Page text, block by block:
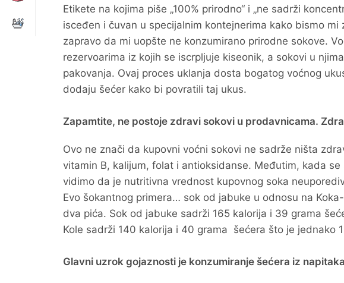
Etikete na kojima piše „100% prirodno“ i „ne sadrži
isceđen i čuvan u specijalnim kontejnerima kako bismo
zapravo da mi uopšte ne konzumirano prirodne sokove.
rezervoarima iz kojih se iscrpljuje kiseonik, a sokovi u
pakovanja. Ovaj proces uklanja dosta bogatog voćnog
dodaju šećer kako bi povratili taj ukus.
Zapamtite, ne postoje zdravi sokovi u prodavnicama.
Ovo ne znači da kupovni voćni sokovi ne sadrže ništa
vitamin B, kalijum, folat i antioksidanse. Međutim, kada
vidimo da je nutritivna vrednost kupovnog soka
Evo šokantnog primera… sok od jabuke u odnosu na
dva pića. Sok od jabuke sadrži 165 kalorija i 39 grama
Kole sadrži 140 kalorija i 40 grama šećera što je jednako
Glavni uzrok gojaznosti je konzumiranje šećera iz